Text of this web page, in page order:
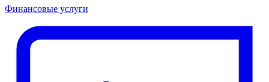
Финансовые услуги